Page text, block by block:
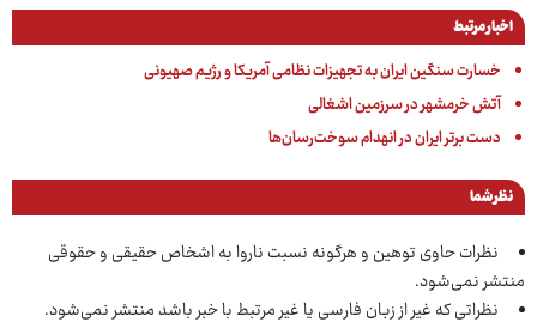
اخبار مرتبط
خسارت سنگین ایران به تجهیزات نظامی آمریکا و رژیم صهیونی
آتش خرمشهر در سرزمین اشغالی
دست برتر ایران در انهدام سوخت‌رسان‌ها
نظر شما
نظرات حاوی توهین و هرگونه نسبت ناروا به اشخاص حقیقی و حقوقی
منتشر نمی‌شود.
نظراتی که غیر از زبان فارسی یا غیر مرتبط با خبر باشد منتشر نمی‌شود.